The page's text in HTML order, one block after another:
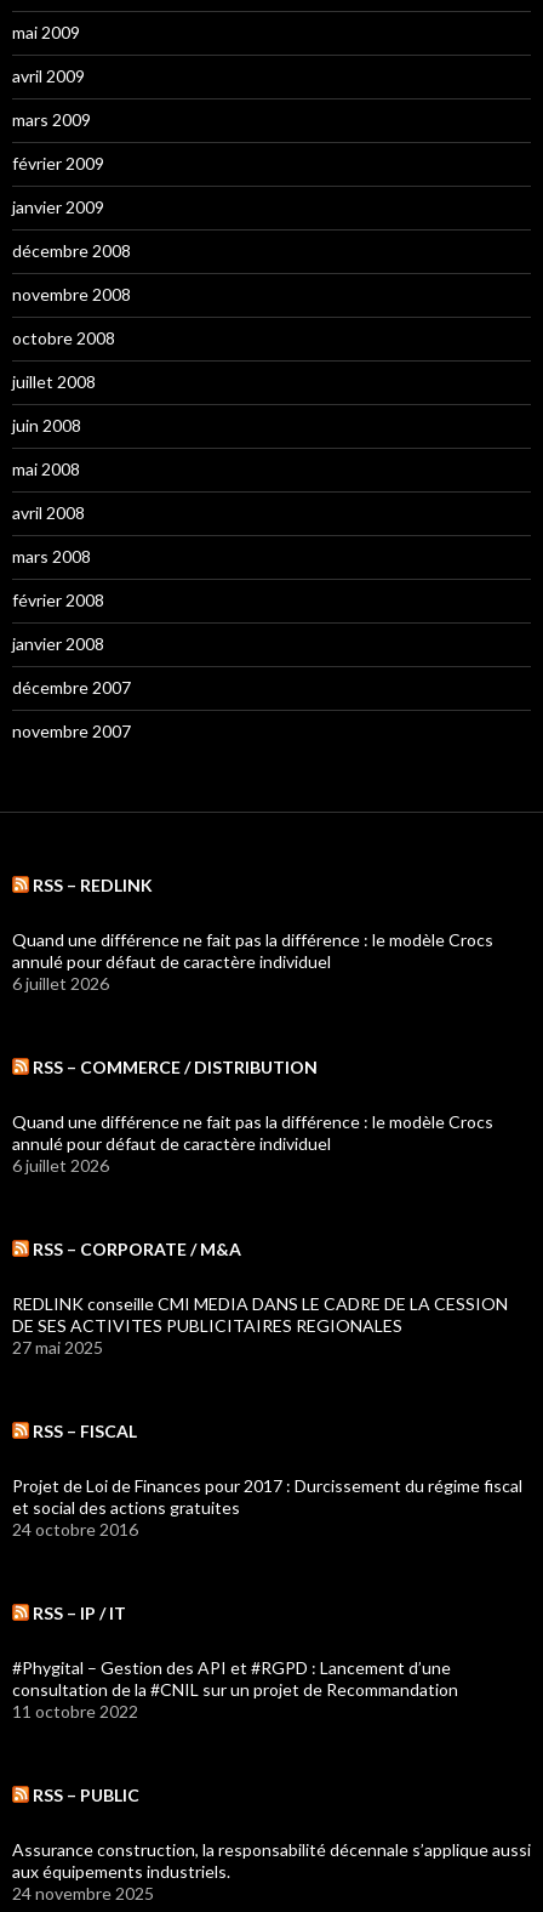
mai 2009
avril 2009
mars 2009
février 2009
janvier 2009
décembre 2008
novembre 2008
octobre 2008
juillet 2008
juin 2008
mai 2008
avril 2008
mars 2008
février 2008
janvier 2008
décembre 2007
novembre 2007
RSS – REDLINK
Quand une différence ne fait pas la différence : le modèle Crocs
annulé pour défaut de caractère individuel
6 juillet 2026
RSS – COMMERCE / DISTRIBUTION
Quand une différence ne fait pas la différence : le modèle Crocs
annulé pour défaut de caractère individuel
6 juillet 2026
RSS – CORPORATE / M&A
REDLINK conseille CMI MEDIA DANS LE CADRE DE LA CESSION
DE SES ACTIVITES PUBLICITAIRES REGIONALES
27 mai 2025
RSS – FISCAL
Projet de Loi de Finances pour 2017 : Durcissement du régime fiscal
et social des actions gratuites
24 octobre 2016
RSS – IP / IT
#Phygital – Gestion des API et #RGPD : Lancement d’une
consultation de la #CNIL sur un projet de Recommandation
11 octobre 2022
RSS – PUBLIC
Assurance construction, la responsabilité décennale s’applique aussi
aux équipements industriels.
24 novembre 2025